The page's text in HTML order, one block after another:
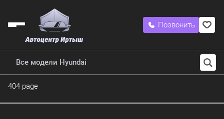
Позвонить
Все модели Hyundai
404 page